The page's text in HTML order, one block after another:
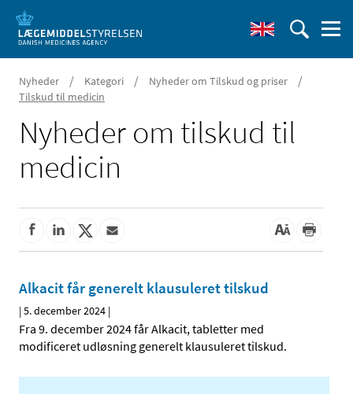
Nyheder / Kategori / Nyheder om Tilskud og priser /
Tilskud til medicin
Nyheder om tilskud til
medicin
Alkacit får generelt klausuleret tilskud
|5. december 2024 |
Fra 9. december 2024 får Alkacit, tabletter med
modificeret udløsning generelt klausuleret tilskud.